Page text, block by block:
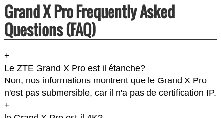
Grand X Pro Frequently Asked
Questions (FAQ)
+
Le ZTE Grand X Pro est il étanche?
Non, nos informations montrent que le Grand X Pro
n'est pas submersible, car il n'a pas de certification IP.
+